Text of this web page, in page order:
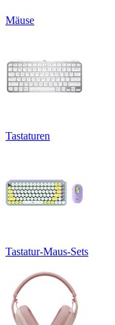
Mäuse
Tastaturen
Tastatur-Maus-Sets